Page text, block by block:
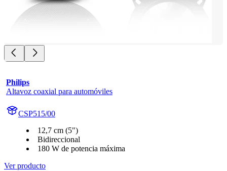
Philips
Altavoz coaxial para automóviles
CSP515/00
12,7 cm (5")
Bidireccional
180 W de potencia máxima
Ver producto